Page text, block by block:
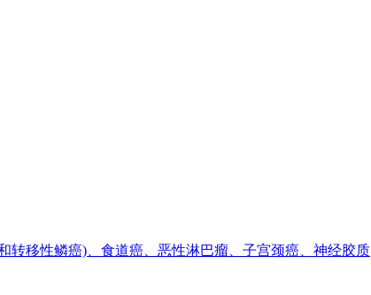
转移性鳞癌)、食道癌、恶性淋巴瘤、子宫颈癌、神经胶质